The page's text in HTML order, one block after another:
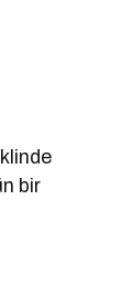
bir